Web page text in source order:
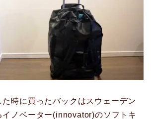
時に買ったバックはスウェーデン
イノベーター(innovator)のソフトキ